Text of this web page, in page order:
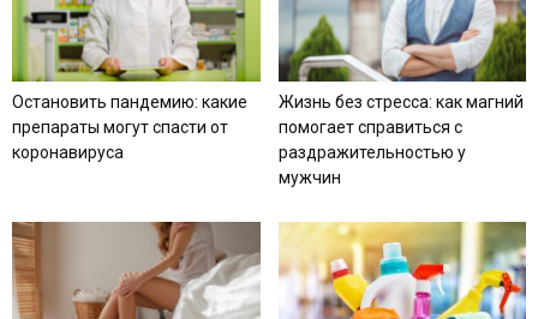
Остановить пандемию: какие
препараты могут спасти от
коронавируса
Жизнь без стресса: как магний
помогает справиться с
раздражительностью у
мужчин